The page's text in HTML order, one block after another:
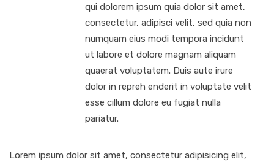
qui dolorem ipsum quia dolor sit amet,
consectetur, adipisci velit, sed quia non
numquam eius modi tempora incidunt
ut labore et dolore magnam aliquam
quaerat voluptatem. Duis aute irure
dolor in repreh enderit in voluptate velit
esse cillum dolore eu fugiat nulla
pariatur.
Lorem ipsum dolor sit amet, consectetur adipisicing elit,